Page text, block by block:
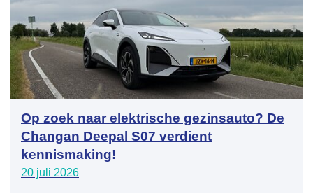
Op zoek naar elektrische gezinsauto? De
Changan Deepal S07 verdient
kennismaking!
20 juli 2026